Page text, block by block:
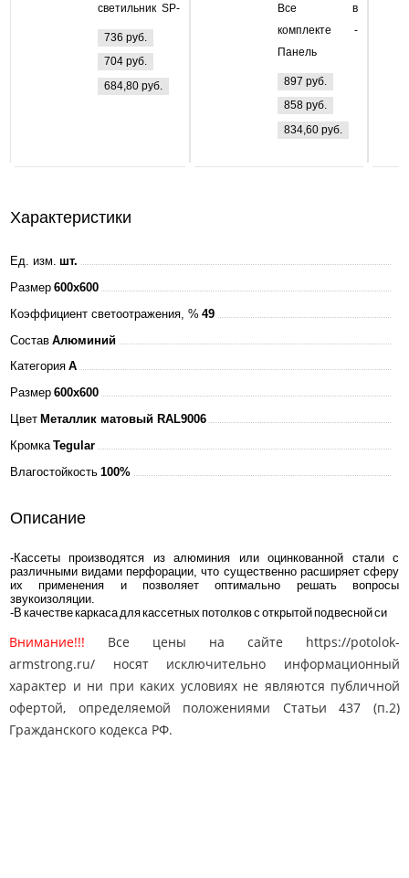
светильник SP-
PLT600NV 3200
Лм 36W/6500K
ip40 Опал
736 руб.
704 руб.
684,80 руб.
Все в
комплекте -
Панель
светодиодная
LP-eco
ПРИЗМА 36Вт
160-260В
897 руб.
858 руб.
834,60 руб.
Характеристики
Ед. изм. шт.
Размер 600x600
Коэффициент светоотражения, % 49
Состав Алюминий
Категория A
Размер 600x600
Цвет Металлик матовый RAL9006
Кромка Tegular
Влагостойкость 100%
Описание
-Кассеты производятся из алюминия или оцинкованной стали с
различными видами перфорации, что существенно расширяет сферу
их применения и позволяет оптимально решать вопросы
звукоизоляции.
-В качестве каркаса для кассетных потолков с открытой подвесной си
Внимание!!! Все цены на сайте https://potolok-
armstrong.ru/ носят исключительно информационный
характер и ни при каких условиях не являются публичной
офертой, определяемой положениями Статьи 437 (п.2)
Гражданского кодекса РФ.